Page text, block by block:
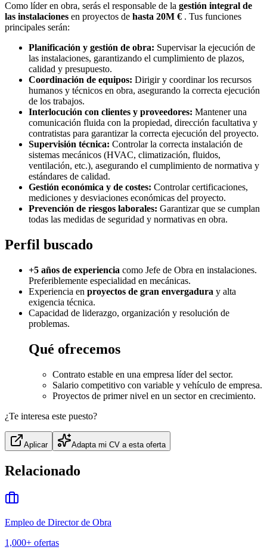
Como líder en obra, serás el responsable de la gestión integral de
las instalaciones en proyectos de hasta 20M € . Tus funciones
principales serán:
Planificación y gestión de obra: Supervisar la ejecución de
las instalaciones, garantizando el cumplimiento de plazos,
calidad y presupuesto.
Coordinación de equipos: Dirigir y coordinar los recursos
humanos y técnicos en obra, asegurando la correcta ejecución
de los trabajos.
Interlocución con clientes y proveedores: Mantener una
comunicación fluida con la propiedad, dirección facultativa y
contratistas para garantizar la correcta ejecución del proyecto.
Supervisión técnica: Controlar la correcta instalación de
sistemas mecánicos (HVAC, climatización, fluidos,
ventilación, etc.), asegurando el cumplimiento de normativa y
estándares de calidad.
Gestión económica y de costes: Controlar certificaciones,
mediciones y desviaciones económicas del proyecto.
Prevención de riesgos laborales: Garantizar que se cumplan
todas las medidas de seguridad y normativas en obra.
Perfil buscado
+5 años de experiencia como Jefe de Obra en instalaciones.
Preferiblemente especialidad en mecánicas.
Experiencia en proyectos de gran envergadura y alta
exigencia técnica.
Capacidad de liderazgo, organización y resolución de
problemas.
Qué ofrecemos
Contrato estable en una empresa líder del sector.
Salario competitivo con variable y vehículo de empresa.
Proyectos de primer nivel en un sector en crecimiento.
¿Te interesa este puesto?
Aplicar Adapta mi CV a esta oferta
Relacionado
Empleo de Director de Obra
1,000+ ofertas